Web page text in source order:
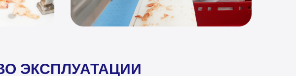
ЭКСПЛУАТАЦИИ